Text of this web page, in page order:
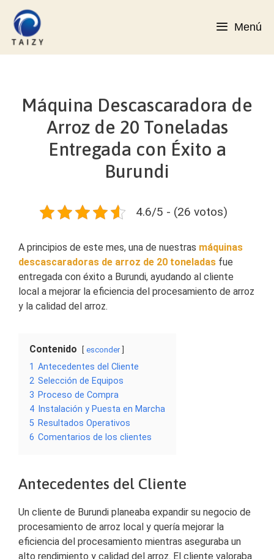
Saltar
contenido
Menú
Máquina Descascaradora de
Arroz de 20 Toneladas
Entregada con Éxito a
Burundi
4.6/5 - (26 votos)
A principios de este mes, una de nuestras máquinas
descascaradoras de arroz de 20 toneladas fue
entregada con éxito a Burundi, ayudando al cliente
local a mejorar la eficiencia del procesamiento de arroz
y la calidad del arroz.
Contenido esconder
1 Antecedentes del Cliente
2 Selección de Equipos
3 Proceso de Compra
4 Instalación y Puesta en Marcha
5 Resultados Operativos
6 Comentarios de los clientes
Antecedentes del Cliente
Un cliente de Burundi planeaba expandir su negocio de
procesamiento de arroz local y quería mejorar la
eficiencia del procesamiento mientras aseguraba un
alto rendimiento y calidad del arroz. El cliente valoraba